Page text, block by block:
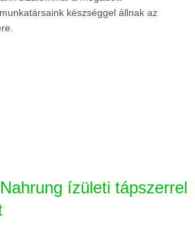
készséggel állnak az
ízületi tápszerrel